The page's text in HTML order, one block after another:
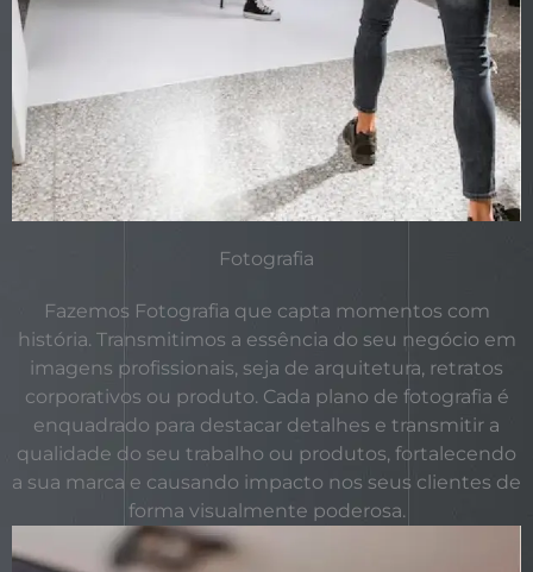
Fotografia
Fazemos Fotografia que capta momentos com
história. Transmitimos a essência do seu negócio em
imagens profissionais, seja de arquitetura, retratos
corporativos ou produto. Cada plano de fotografia é
enquadrado para destacar detalhes e transmitir a
qualidade do seu trabalho ou produtos, fortalecendo
a sua marca e causando impacto nos seus clientes de
forma visualmente poderosa.